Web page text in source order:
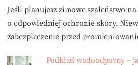
Jeśli planujesz zimowe szaleństwo
o odpowiedniej ochronie skóry.
zabezpieczenie przed
Podkład wodoodporny –